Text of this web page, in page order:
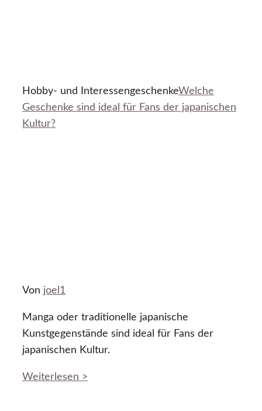
Hobby- und InteressengeschenkeWelche
Geschenke sind ideal für Fans der japanischen
Kultur?
Von joel1
Manga oder traditionelle japanische
Kunstgegenstände sind ideal für Fans der
japanischen Kultur.
Weiterlesen >